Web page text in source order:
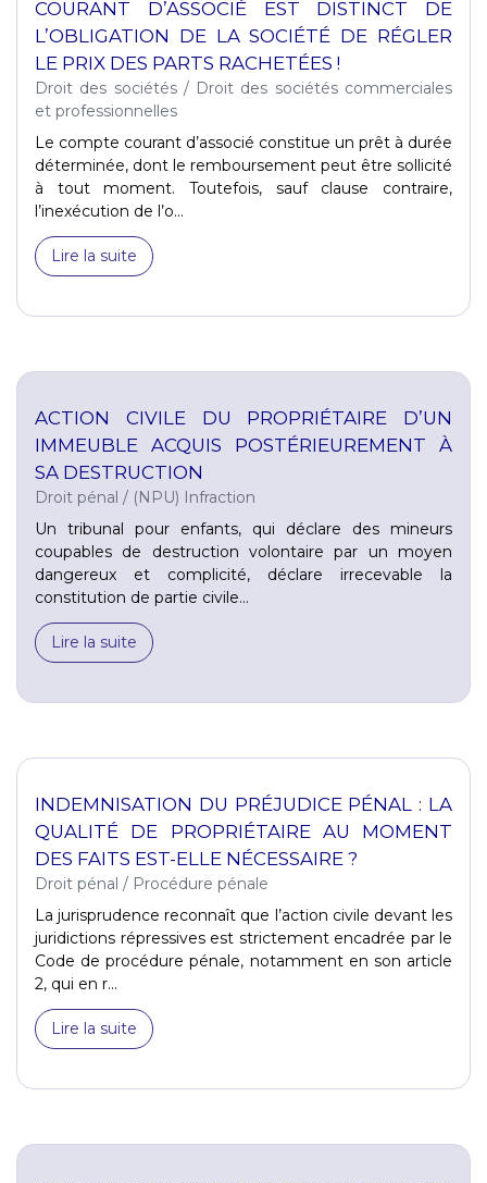
COURANT D’ASSOCIÉ EST DISTINCT DE
L’OBLIGATION DE LA SOCIÉTÉ DE RÉGLER
LE PRIX DES PARTS RACHETÉES !
Droit des sociétés/ Droit des sociétés commerciales
et professionnelles
Le compte courant d’associé constitue un prêt à durée
déterminée, dont le remboursement peut être sollicité
à tout moment. Toutefois, sauf clause contraire,
l’inexécution de l’o...
Lire la suite
ACTION CIVILE DU PROPRIÉTAIRE D’UN
IMMEUBLE ACQUIS POSTÉRIEUREMENT À
SA DESTRUCTION
Droit pénal / (NPU) Infraction
Un tribunal pour enfants, qui déclare des mineurs
coupables de destruction volontaire par un moyen
dangereux et complicité, déclare irrecevable la
constitution de partie civile...
Lire la suite
INDEMNISATION DU PRÉJUDICE PÉNAL : LA
QUALITÉ DE PROPRIÉTAIRE AU MOMENT
DES FAITS EST-ELLE NÉCESSAIRE ?
Droit pénal / Procédure pénale
La jurisprudence reconnaît que l’action civile devant les
juridictions répressives est strictement encadrée par le
Code de procédure pénale, notamment en son article
2, qui en r...
Lire la suite